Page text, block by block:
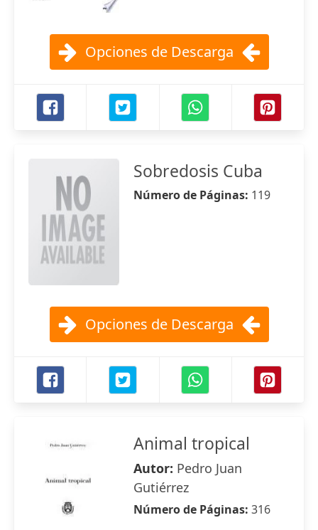
Opciones de Descarga
Sobredosis Cuba
Número de Páginas: 119
Opciones de Descarga
Animal tropical
Autor: Pedro Juan
Gutiérrez
Número de Páginas: 316